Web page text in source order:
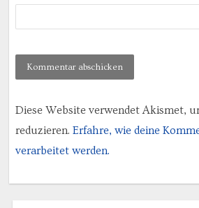
Diese Website verwendet Akismet,
reduzieren. Erfahre, wie deine
verarbeitet werden.